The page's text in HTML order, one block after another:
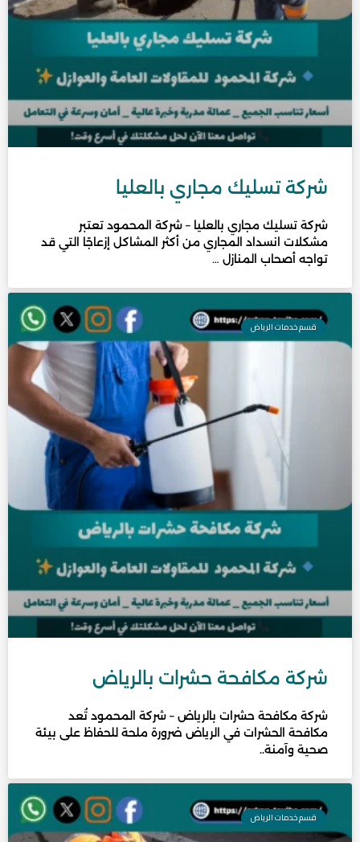
شركة تسليك مجاري بالعليا
شركة تسليك مجاري بالعليا – شركة المحمود تعتبر
مشكلات انسداد المجاري من أكثر المشاكل إزعاجًا التي قد
تواجه أصحاب المنازل …
قسم خدمات الرياض
شركة مكافحة حشرات بالرياض
شركة مكافحة حشرات بالرياض – شركة المحمود تُعد
مكافحة الحشرات في الرياض ضرورة ملحة للحفاظ على بيئة
صحية وآمنة..
قسم خدمات الرياض